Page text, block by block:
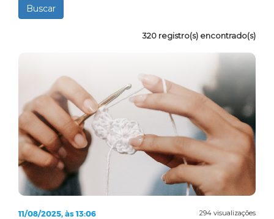
320 registro(s) encontrado(s)
294 visualizações
11/08/2025, às 13:06